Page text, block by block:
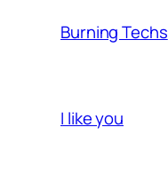
Burning Techs
I like you